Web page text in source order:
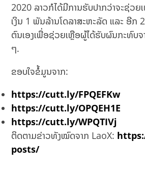
2020 ລາວກໍໄດ້ມີການຮັບປາກວ່າຈະຊ່ວຍ
ເງິນ 1 ພັນລ້ານໂດລາສະຫະລັດ ແລະ ອີກ
ຕົນເອງເພື່ອຊ່ວຍເຫຼືອຜູ້ໄດ້ຮັບຜົນກະທົບ
ໆ.
ຂອບໃຈຂໍ້ມູນຈາກ:
https://cutt.ly/FPQEFKw
https://cutt.ly/OPQEH1E
https://cutt.ly/WPQTIVj
ຕິດຕາມຂ່າວທັງໝົດຈາກ LaoX:
posts/